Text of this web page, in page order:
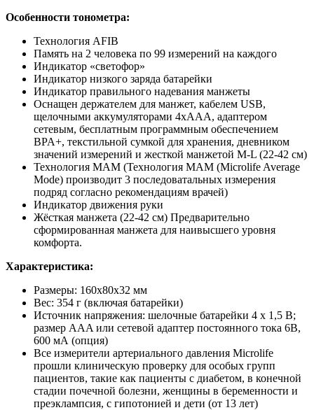
Особенности тонометра:
Технология AFIB
Память на 2 человека по 99 измерений на каждого
Индикатор «светофор»
Индикатор низкого заряда батарейки
Индикатор правильного надевания манжеты
Оснащен держателем для манжет, кабелем USB,
щелочными аккумуляторами 4xAAA, адаптером
сетевым, бесплатным программным обеспечением
BPA+, текстильной сумкой для хранения, дневником
значений измерений и жесткой манжетой M-L (22-42 см)
Технология MAM (Технология MAM (Microlife Average
Mode) производит 3 последоватальных измерения
подряд согласно рекомендациям врачей)
Индикатор движения руки
Жёсткая манжета (22-42 см) Предварительно
сформированная манжета для наивысшего уровня
комфорта.
Характеристика:
Размеры: 160х80х32 мм
Вес: 354 г (включая батарейки)
Источник напряжения: шелочные батарейки 4 х 1,5 В;
размер AAA или сетевой адаптер постоянного тока 6В,
600 мА (опция)
Все измерители артериального давления Microlife
прошли клиническую проверку для особых групп
пациентов, такие как пациенты с диабетом, в конечной
стадии почечной болезни, женщины в беременности и
преэклампсия, с гипотонией и дети (от 13 лет)